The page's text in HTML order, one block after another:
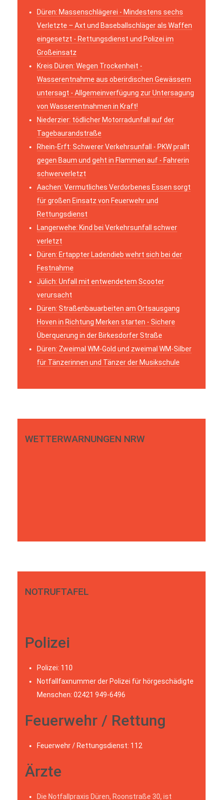
Düren: Massenschlägerei - Mindestens sechs
Verletzte – Axt und Baseballschläger als Waffen
eingesetzt - Rettungsdienst und Polizei im
Großeinsatz
Kreis Düren: Wegen Trockenheit -
Wasserentnahme aus oberirdischen Gewässern
untersagt - Allgemeinverfügung zur Untersagung
von Wasserentnahmen in Kraft!
Niederzier: tödlicher Motorradunfall auf der
Tagebaurandstraße
Rhein-Erft: Schwerer Verkehrsunfall - PKW prallt
gegen Baum und geht in Flammen auf - Fahrerin
schwerverletzt
Aachen: Vermutliches Verdorbenes Essen sorgt
für großen Einsatz von Feuerwehr und
Rettungsdienst
Langerwehe: Kind bei Verkehrsunfall schwer
verletzt
Düren: Ertappter Ladendieb wehrt sich bei der
Festnahme
Jülich: Unfall mit entwendetem Scooter
verursacht
Düren: Straßenbauarbeiten am Ortsausgang
Hoven in Richtung Merken starten - Sichere
Überquerung in der Birkesdorfer Straße
Düren: Zweimal WM-Gold und zweimal WM-Silber
für Tänzerinnen und Tänzer der Musikschule
WETTERWARNUNGEN NRW
NOTRUFTAFEL
Polizei
Polizei: 110
Notfallfaxnummer der Polizei für hörgeschädigte
Menschen: 02421 949-6496
Feuerwehr / Rettung
Feuerwehr / Rettungsdienst: 112
Ärzte
Die Notfallpraxis Düren, Roonstraße 30, ist